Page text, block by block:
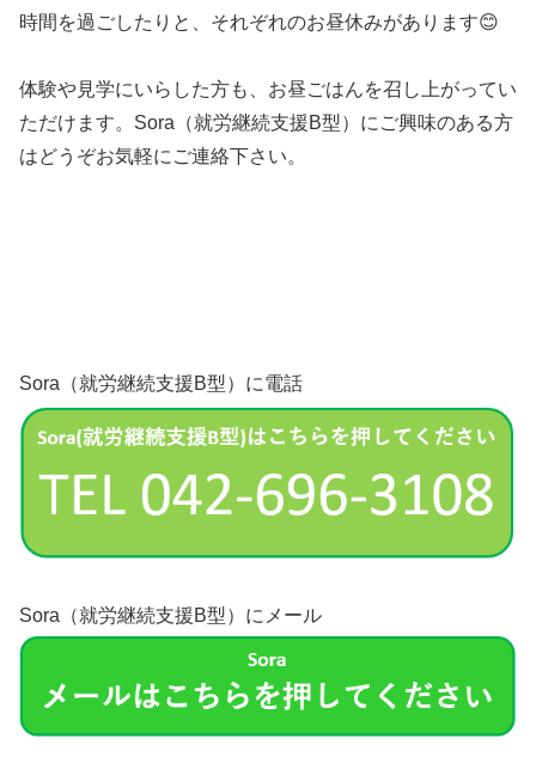
時間を過ごしたりと、それぞれのお昼休みがあります😊
体験や見学にいらした方も、お昼ごはんを召し上がってい
ただけます。Sora（就労継続支援B型）にご興味のある方
はどうぞお気軽にご連絡下さい。
Sora（就労継続支援B型）に電話
Sora（就労継続支援B型）にメール